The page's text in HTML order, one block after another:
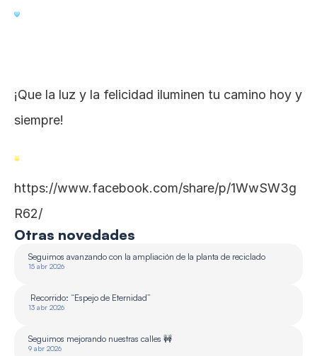
Otras novedades
Seguimos avanzando con la ampliación de la planta de reciclado
15 abr 2026
Recorrido: “Espejo de Eternidad”
13 abr 2026
Seguimos mejorando nuestras calles 🚧
9 abr 2026
¡Que la luz y la felicidad iluminen tu camino hoy y
siempre!
https://www.facebook.com/share/p/1WwSW3g
R62/